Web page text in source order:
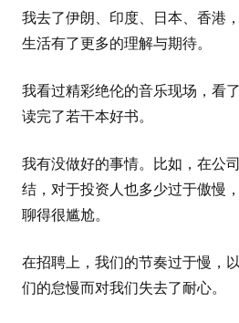
我去了伊朗、印度、日本、香港
生活有了更多的理解与期待。
我看过精彩绝伦的音乐现场，看
读完了若干本好书。
我有没做好的事情。比如，在公
结，对于投资人也多少过于傲慢
聊得很尴尬。
在招聘上，我们的节奏过于慢，
们的怠慢而对我们失去了耐心。